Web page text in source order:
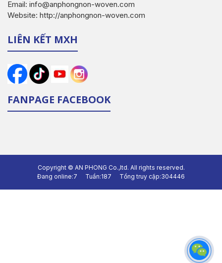
Email: info@anphongnon-woven.com
Website: http://anphongnon-woven.com
LIÊN KẾT MXH
FANPAGE FACEBOOK
Copyright © AN PHONG Co.,ltd. All rights reserved.
Đang online:7 Tuần:187 Tổng truy cập:304446